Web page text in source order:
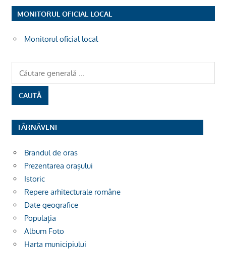
MONITORUL OFICIAL LOCAL
Monitorul oficial local
TÂRNĂVENI
Brandul de oras
Prezentarea orașului
Istoric
Repere arhitecturale române
Date geografice
Populația
Album Foto
Harta municipiului